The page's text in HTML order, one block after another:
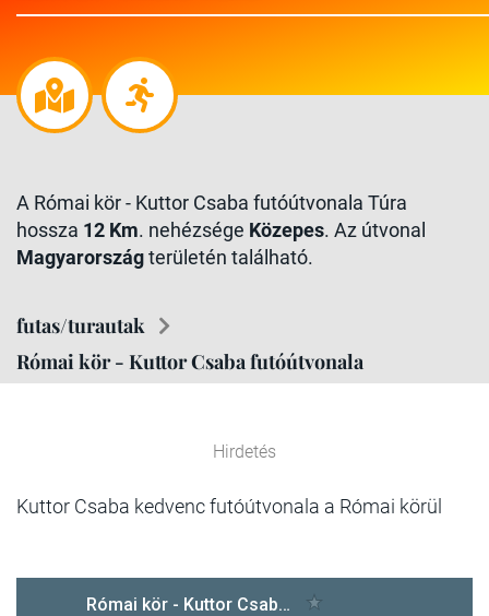
A Római kör - Kuttor Csaba futóútvonala Túra
hossza 12 Km. nehézsége Közepes. Az útvonal
Magyarországterületén található.
futas/turautak
Római kör - Kuttor Csaba futóútvonala
Hirdetés
Kuttor Csaba kedvenc futóútvonala a Római körül